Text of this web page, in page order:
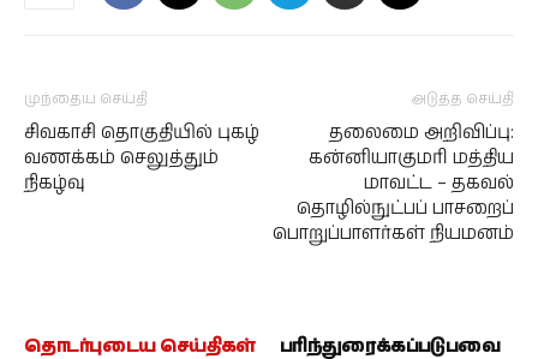
முந்தைய செய்தி
சிவகாசி தொகுதியில் புகழ்
வணக்கம் செலுத்தும்
நிகழ்வு
அடுத்த செய்தி
தலைமை அறிவிப்பு:
கன்னியாகுமரி மத்திய
மாவட்ட – தகவல்
தொழில்நுட்பப் பாசறைப்
பொறுப்பாளர்கள் நியமனம்
தொடர்புடைய செய்திகள் பரிந்துரைக்கப்படுபவை